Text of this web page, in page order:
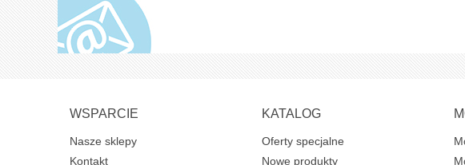
WSPARCIE
Nasze sklepy
Kontakt
KATALOG
Oferty specjalne
Nowe produkty